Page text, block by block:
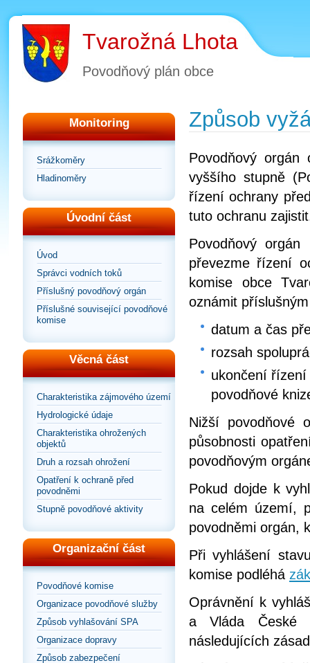
Tvarožná Lhota
Povodňový plán obce
Monitoring
Srážkoměry
Hladinoměry
Úvodní část
Úvod
Správci vodních toků
Příslušný povodňový orgán
Příslušné související povodňové
komise
Věcná část
Charakteristika zájmového území
Hydrologické údaje
Charakteristika ohrožených
objektů
Druh a rozsah ohrožení
Opatření k ochraně před
povodněmi
Stupně povodňové aktivity
Organizační část
Povodňové komise
Organizace povodňové služby
Způsob vyhlašování SPA
Organizace dopravy
Způsob zabezpečení
Způsob
Povodňový orgán
vyššího stupně
řízení ochrany
tuto ochranu
Povodňový
převezme řízení
komise obce
oznámit
datum a čas
rozsah
ukončení řízení
povodňové
Nižší povodňové
působnosti
povodňovým
Pokud dojde k
na celém území,
povodněmi orgán,
Při vyhlášení
komise podléhá
Oprávnění k
a Vláda České
následujících